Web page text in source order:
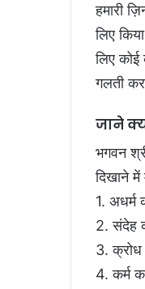
हमारी
लिए
लिए
गलती
जाने
भगवन
दिखाने
1. अधर्म
2. संदेह
3. क्रोध
4. कर्म